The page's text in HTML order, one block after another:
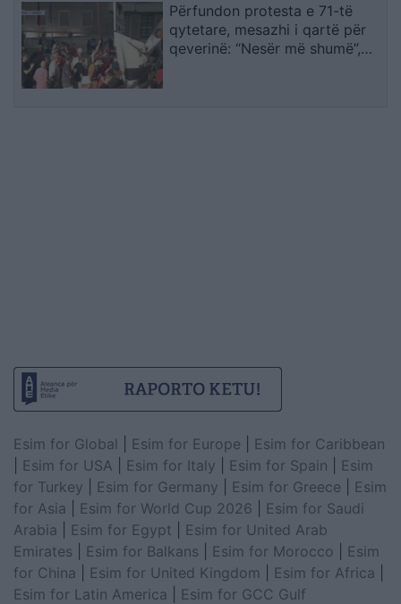
Përfundon protesta e 71-të
qytetare, mesazhi i qartë për
qeverinë: “Nesër më shumë”,
Esim for Global Esim for Europe
Esim for Caribbean
Esim for USA Esim for Italy Esim for Spain
Esim
for Turkey
Esim for Germany Esim for Greece
Esim
for Asia
Esim for World Cup 2026
Esim for Saudi
Arabia
Esim for Egypt
Esim for United Arab
Emirates
Esim for Balkans Esim for Morocco
Esim
for China
Esim for United Kingdom Esim for Africa
Esim for Latin America
Esim for GCC Gulf